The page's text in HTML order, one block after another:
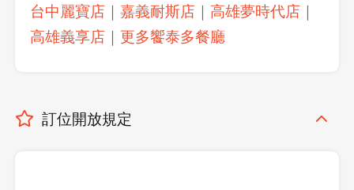
台中麗寶店 ｜嘉義耐斯店 ｜高雄夢時代店 ｜
高雄義享店 ｜ 更多饗泰多餐廳
訂位開放規定